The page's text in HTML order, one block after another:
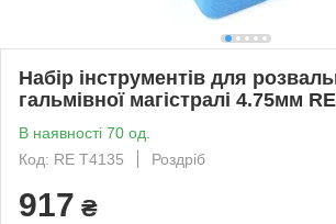
Набір інструментів для
гальмівної магістралі 4.75мм
В наявності 70 од.
Код: RE T4135
Роздріб
917 ₴